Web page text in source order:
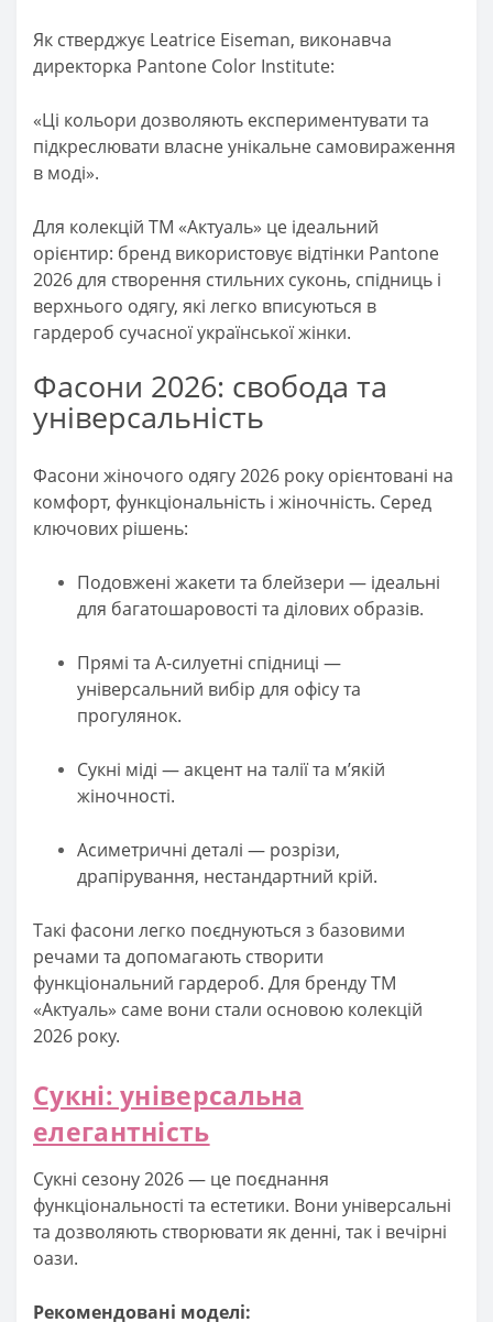
Як стверджує Leatrice Eiseman, виконавча
директорка Pantone Color Institute:
«Ці кольори дозволяють експериментувати та
підкреслювати власне унікальне самовираження
в моді».
Для колекцій ТМ «Актуаль» це ідеальний
орієнтир: бренд використовує відтінки Pantone
2026 для створення стильних суконь, спідниць і
верхнього одягу, які легко вписуються в
гардероб сучасної української жінки.
Фасони 2026: свобода та
універсальність
Фасони жіночого одягу 2026 року орієнтовані на
комфорт, функціональність і жіночність. Серед
ключових рішень:
Подовжені жакети та блейзери — ідеальні
для багатошаровості та ділових образів.
Прямі та А-силуетні спідниці —
універсальний вибір для офісу та
прогулянок.
Сукні міді — акцент на талії та м’якій
жіночності.
Асиметричні деталі — розрізи,
драпірування, нестандартний крій.
Такі фасони легко поєднуються з базовими
речами та допомагають створити
функціональний гардероб. Для бренду ТМ
«Актуаль» саме вони стали основою колекцій
2026 року.
Сукні: універсальна
елегантність
Сукні сезону 2026 — це поєднання
функціональності та естетики. Вони універсальні
та дозволяють створювати як денні, так і вечірні
оази.
Рекомендовані моделі: